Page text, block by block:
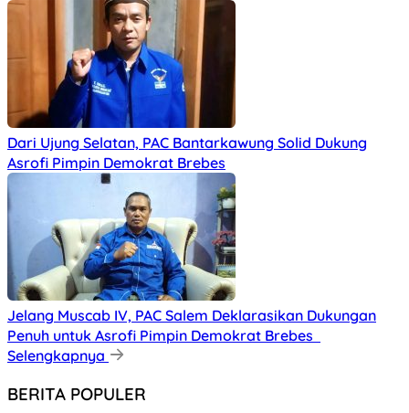
Dari Ujung Selatan, PAC Bantarkawung Solid Dukung
Asrofi Pimpin Demokrat Brebes
Jelang Muscab IV, PAC Salem Deklarasikan Dukungan
Penuh untuk Asrofi Pimpin Demokrat Brebes
Selengkapnya
BERITA POPULER